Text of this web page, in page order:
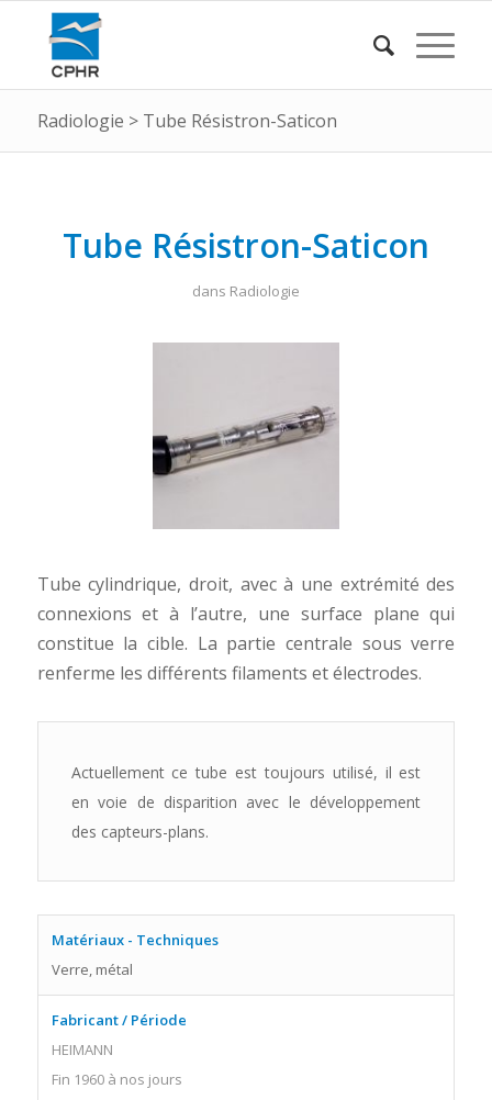
Radiologie > Tube Résistron-Saticon
Tube Résistron-Saticon
dans Radiologie
Tube cylindrique, droit, avec à une extrémité des
connexions et à l’autre, une surface plane qui
constitue la cible. La partie centrale sous verre
renferme les différents filaments et électrodes.
Actuellement ce tube est toujours utilisé, il est
en voie de disparition avec le développement
des capteurs-plans.
Matériaux - Techniques
Verre, métal
Fabricant / Période
HEIMANN
Fin 1960 à nos jours